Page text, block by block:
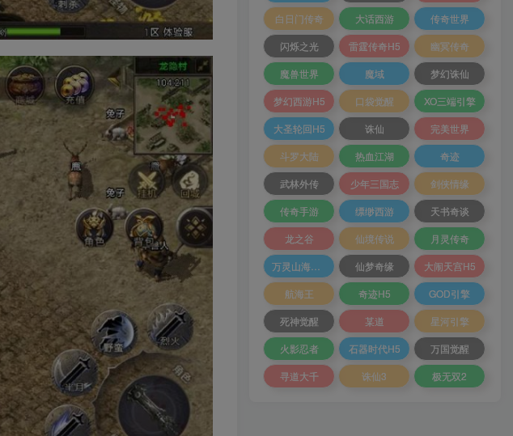
白日门传奇
大话西游
传奇世界
闪烁之光
雷霆传奇H5
幽冥传奇
魔兽世界
魔域
梦幻诛仙
梦幻西游H5
口袋觉醒
XO三端引擎
大圣轮回H5
诛仙
完美世界
斗罗大陆
热血江湖
奇迹
武林外传
少年三国志
剑侠情缘
传奇手游
缥缈西游
天书奇谈
龙之谷
仙境传说
月灵传奇
仙梦奇缘
大闹天宫H5
航海王
奇迹H5
GOD引擎
死神觉醒
某道
星河引擎
火影忍者
石器时代H5
万国觉醒
寻道大千
诛仙3 极无双2